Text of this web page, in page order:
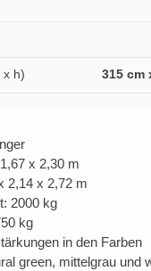
x h) 315 cm
x 2,30 m
2,14 x 2,72 m
2000 kg
kg
in den Farben
green, mittelgrau und